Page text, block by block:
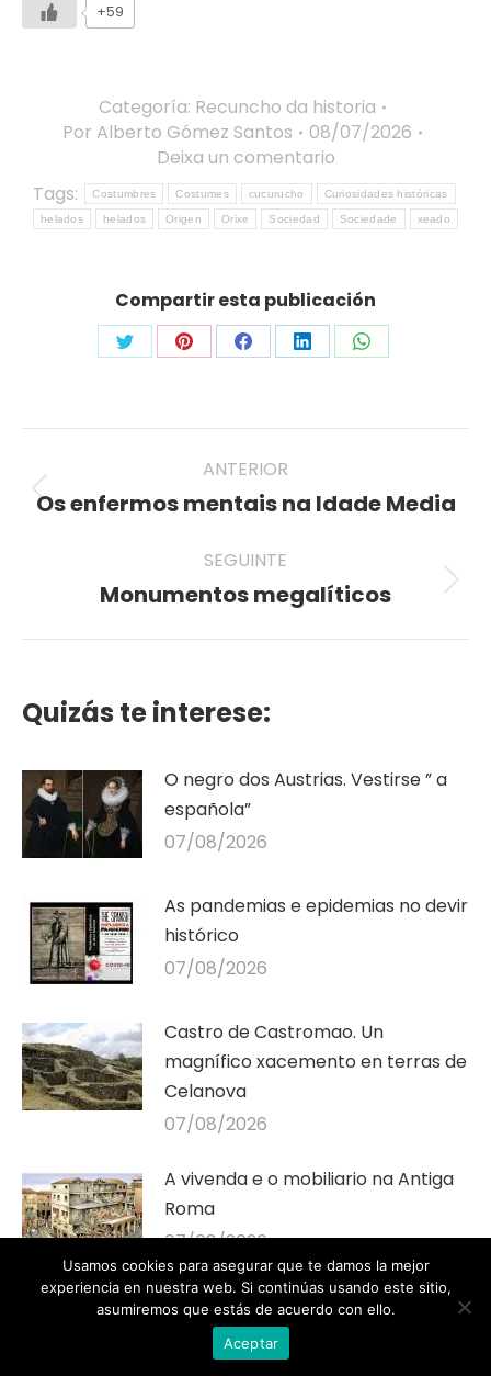
+59
Categoría: Recuncho da historia
Por Alberto Gómez Santos
08/07/2026
Deixa un comentario
Tags:
Costumbres Costumes cucurucho Curiosidades históricas
helados helados Origen Orixe Sociedad Sociedade xeado
Compartir esta publicación
Share
Twitter
Share
Pinterest
Share
Facebook
Share
LinkedIn
Share
WhatsApp
navigation
ANTERIOR
Previous
Os enfermos mentais na Idade Media
SEGUINTE
Seguinte
Monumentos megalíticos
Quizás te interese:
O negro dos Austrias. Vestirse ” a
española”
07/08/2026
As pandemias e epidemias no devir
histórico
07/08/2026
Castro de Castromao. Un
magnífico xacemento en terras de
Celanova
07/08/2026
A vivenda e o mobiliario na Antiga
Roma
07/08/2026
Drake e o ataque inglés a A Coruña
06/08/2026
Usamos cookies para asegurar que te damos la mejor
experiencia en nuestra web. Si continúas usando este sitio,
asumiremos que estás de acuerdo con ello.
Aceptar